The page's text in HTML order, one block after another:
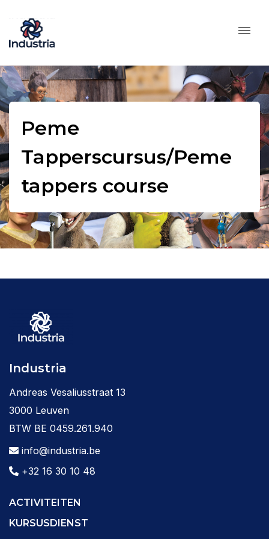
Peme
Tapperscursus/Peme
tappers course
Industria
Andreas Vesaliusstraat 13
3000 Leuven
BTW BE 0459.261.940
info@industria.be
+32 16 30 10 48
ACTIVITEITEN
KURSUSDIENST